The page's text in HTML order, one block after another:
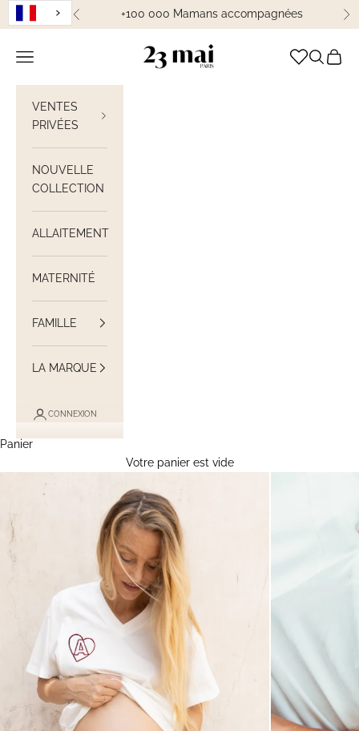
Passer au contenu
Précédent+100 000 Mamans accompagnées
23 Mai Paris
Ouvrir la navigation Ouvrir la
Voir
VENTES
PRIVÉES
NOUVELLE
COLLECTION
ALLAITEMENT
MATERNITÉ
FAMILLE
LA MARQUE
CONNEXION
Panier
Votre panier est vide